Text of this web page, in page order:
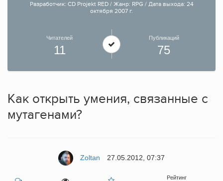
Разработчик: CD Projekt RED / Жанр: RPG / Дата выхода: 24
октября 2007 г.
Читателей
11
Публикаций
75
Как открыть умения, связанные с
мутагенами?
Zoltan 27.05.2012, 07:37
Рейтинг